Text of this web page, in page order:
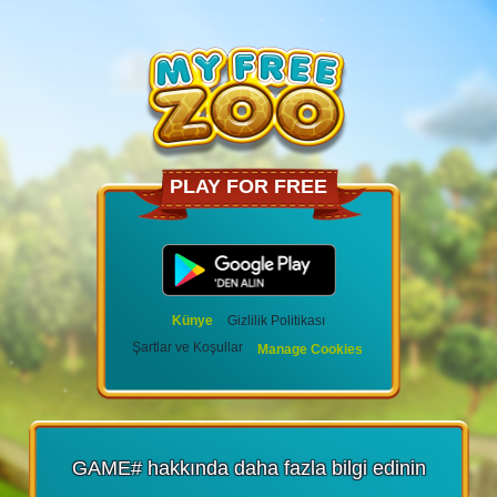
PLAY FOR FREE
Künye
Gizlilik Politikası
Şartlar ve Koşullar
Manage Cookies
GAME# hakkında daha fazla bilgi edinin